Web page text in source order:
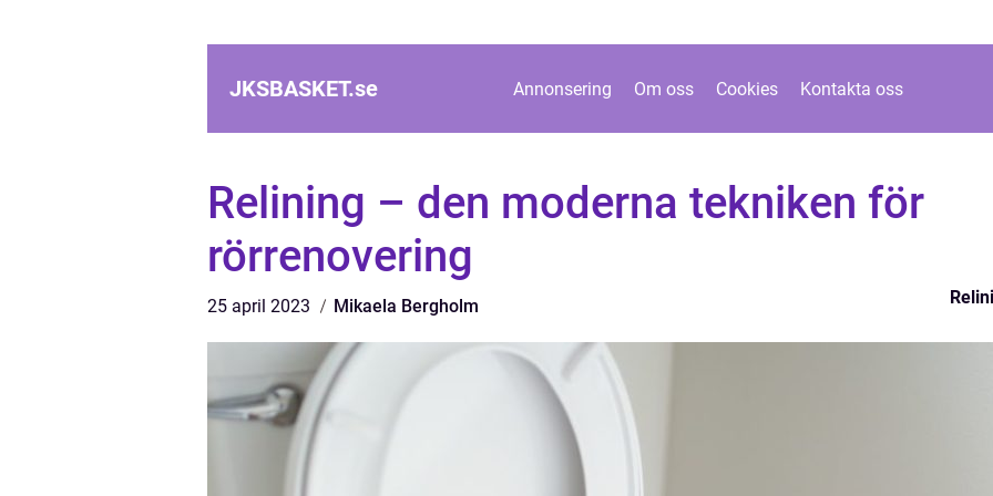
JKSBASKET.se Annonsering Om oss Cookies Kontakta oss
Relining – den moderna tekniken för
rörrenovering
25 april 2023 Mikaela Bergholm